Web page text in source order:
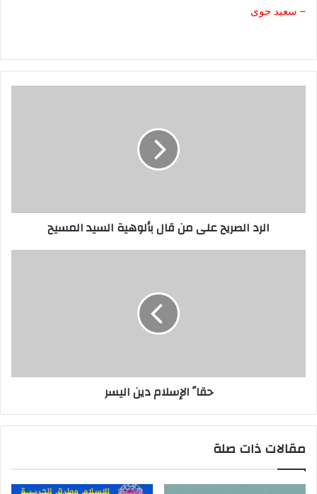
– سعيد حوى
الرد الصريح على من قال بألوهية السيد المسيح
حقا ً الإسلام دين اليسر
مقالات ذات صلة